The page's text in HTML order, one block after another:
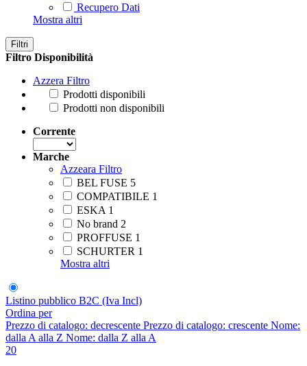
Recupero Dati
Mostra altri
Filtri
Filtro Disponibilità
Azzera Filtro
Prodotti disponibili
Prodotti non disponibili
Corrente
Marche
Azzeara Filtro
BEL FUSE 5
COMPATIBILE 1
ESKA 1
No brand 2
PROFFUSE 1
SCHURTER 1
Mostra altri
Listino pubblico B2C (Iva Incl)
Ordina per
Prezzo di catalogo: decrescente Prezzo di catalogo: crescente Nome:
dalla A alla Z Nome: dalla Z alla A
20